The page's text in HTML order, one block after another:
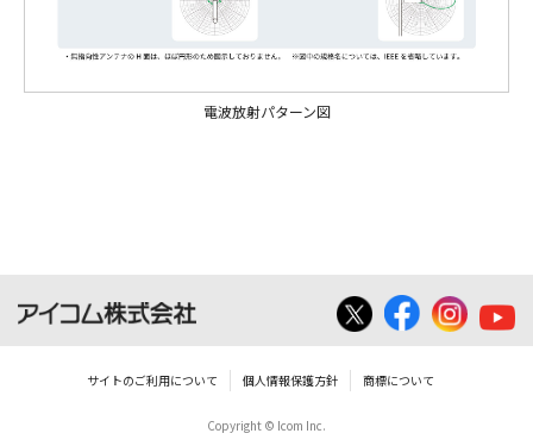
電波放射パターン図
サイトのご利用について 個人情報保護方針 商標について
Copyright © Icom Inc.